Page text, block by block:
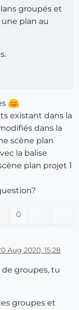
groupés et
plan au
existant dans la
dans la
scène plan
la balise
plan projet 1
0
Aug 2020, 15:28
de groupes, tu
groupes et